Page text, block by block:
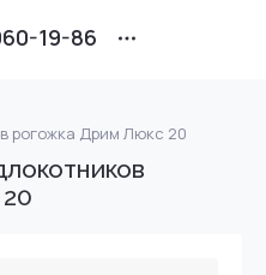
19-86
рогожка Дрим Люкс 20